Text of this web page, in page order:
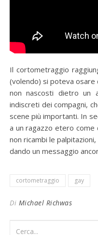
Il cortometraggio
(volendo) si poteva osare
non nascosti dietro un
indiscreti dei compagni,
scene più importanti. In
a un ragazzo etero
non ricambi le
dando un messaggio
cortometraggio gay
Di Michael Richwas